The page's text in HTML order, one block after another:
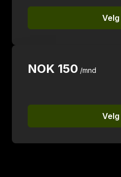
Velg
NOK 150 /mnd
Velg